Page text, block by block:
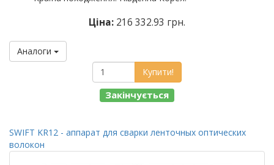
Ціна: 216 332.93 грн.
Аналоги
Купити!
Закінчується
SWIFT KR12 - аппарат для сварки ленточных оптических
волокон